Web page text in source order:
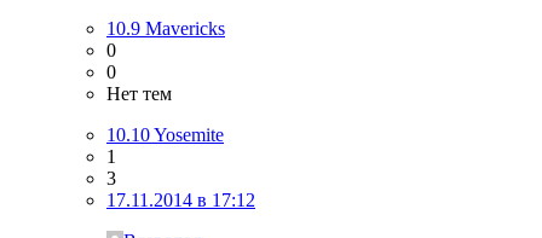
10.9 Mavericks
0
0
Нет тем
10.10 Yosemite
1
3
17.11.2014 в 17:12